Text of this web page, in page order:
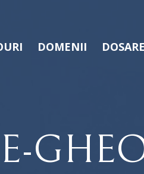
DOMENII DOSARE